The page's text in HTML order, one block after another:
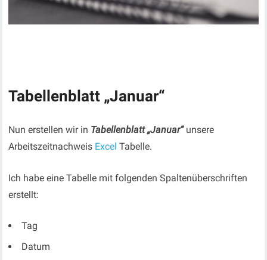
Tabellenblatt „Januar“
Nun erstellen wir in Tabellenblatt „Januar“unsere
Arbeitszeitnachweis Excel Tabelle.
Ich habe eine Tabelle mit folgenden Spaltenüberschriften
erstellt:
Tag
Datum